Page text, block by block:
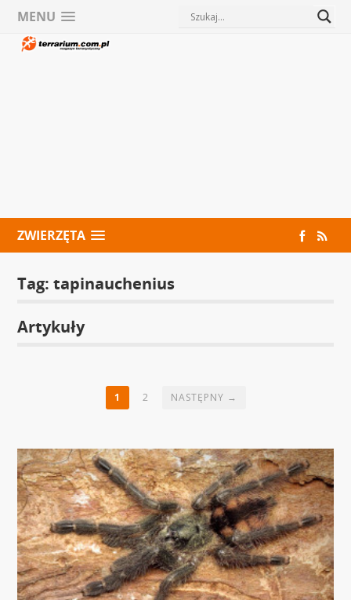
MENU
ZWIERZĘTA
Tag:tapinauchenius
Artykuły
1 2 NASTĘPNY →